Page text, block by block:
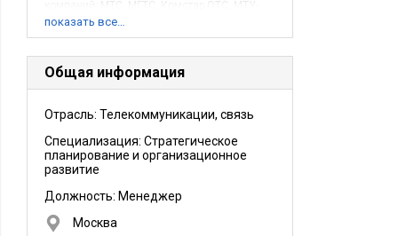
Интел и других (всего около
показать все…
Общая информация
Отрасль: Телекоммуникации, связь
Специализация: Стратегическое
планирование и организационное
развитие
Должность: Менеджер
Москва